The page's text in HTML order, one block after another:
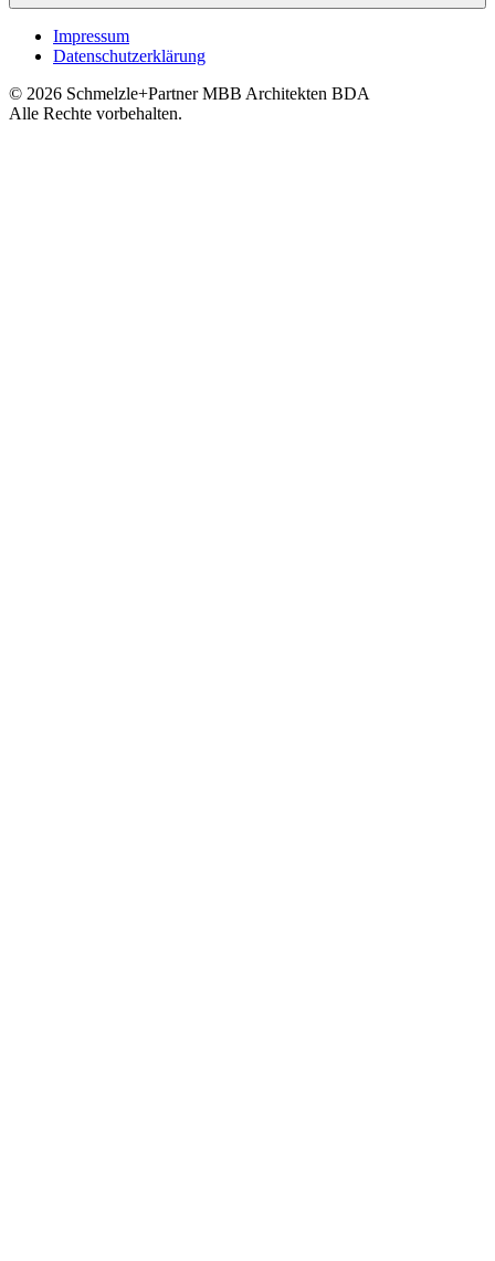
Impressum
Datenschutzerklärung
© 2026 Schmelzle+Partner MBB Architekten BDA
Alle Rechte vorbehalten.